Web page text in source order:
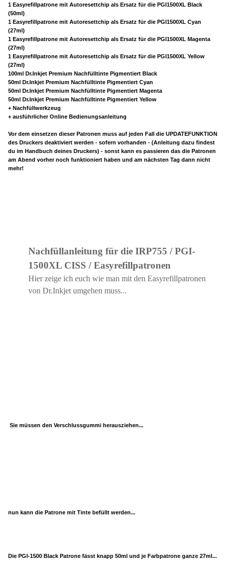
1 Easyrefillpatrone mit Autoresettchip als Ersatz für die PGI1500XL Black
(50ml)
1 Easyrefillpatrone mit Autoresettchip als Ersatz für die PGI1500XL Cyan
(27ml)
1 Easyrefillpatrone mit Autoresettchip als Ersatz für die PGI1500XL Magenta
(27ml)
1 Easyrefillpatrone mit Autoresettchip als Ersatz für die PGI1500XL Yellow
(27ml)
100ml Dr.Inkjet Premium Nachfülltinte Pigmentiert Black
50ml Dr.Inkjet Premium Nachfülltinte Pigmentiert Cyan
50ml Dr.Inkjet Premium Nachfülltinte Pigmentiert Magenta
50ml Dr.Inkjet Premium Nachfülltinte Pigmentiert Yellow
+ Nachfüllwerkzeug
+ ausführlicher Online Bedienungsanleitung
Vor dem einsetzen dieser Patronen muss auf jeden Fall die UPDATEFUNKTION
des Druckers deaktiviert werden - sofern vorhanden - (Anleitung dazu findest
du im Handbuch deines Druckers) - sonst kann es passieren das die Patronen
am Abend vorher noch funktioniert haben und am nächsten Tag dann nicht
mehr!
Nachfüllanleitung für die IRP755 / PGI-
1500XL CISS / Easyrefillpatronen
Hier zeige ich euch wie man mit den Easyrefillpatronen
von Dr.Inkjet umgehen muss...
Sie müssen den Verschlussgummi herausziehen...
nun kann die Patrone mit Tinte befüllt werden...
Die PGI-1500 Black Patrone fässt knapp 50ml und je Farbpatrone ganze 27ml...